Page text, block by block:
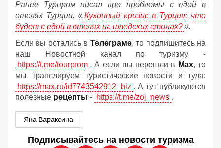
Ранее Турпром писал про проблемы с едой в
отелях Турции: « Кухонный кризис в Турции: что
будет с едой в отелях на шведских столах? ».
Если вы остались в Телеграме, то подпишитесь на
наш Новостной канал по туризму -
https://t.me/tourprom . А если вы перешли в Мах, то
мы транслируем туристические новости и туда:
https://max.ru/id7743542912_biz . А тут публикуются
полезные рецепты - https://t.me/zoj_news .
Яна Вараксина
Подписывайтесь на новости туризма